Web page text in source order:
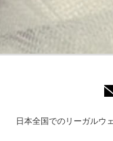
日本全国でのリーガルウ